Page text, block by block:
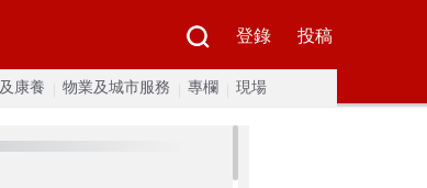
登錄 投稿
康養 物業及城市服務 專欄 現場